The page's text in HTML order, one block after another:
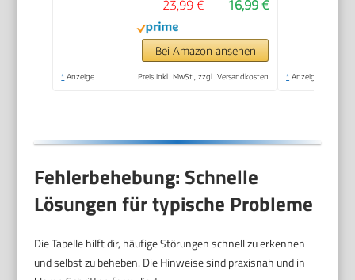
Halbkreis, Quadrat,
Rechteck, Ellipse,
Punktstrahl), einfache
Bedienung, sicherer
16,99 €
23,99 €
Bei Amazon ansehen
* Anzeige Preis inkl. MwSt., zzgl. Versandkosten * Anzeige
Fehlerbehebung: Schnelle
Lösungen für typische Probleme
Die Tabelle hilft dir, häufige Störungen schnell zu erkennen
und selbst zu beheben. Die Hinweise sind praxisnah und in